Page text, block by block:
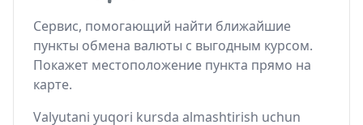
Сервис, помогающий найти ближайшие
пункты обмена валюты с выгодным курсом.
Покажет местоположение пункта прямо на
карте.
Valyutani yuqori kursda almashtirish uchun